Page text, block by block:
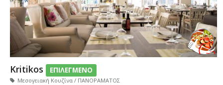
Kritikos ΕΠΙΛΕΓΜΕΝΟ
Μεσογειακή Κουζίνα / ΠΑΝΟΡΑΜΑΤΟΣ